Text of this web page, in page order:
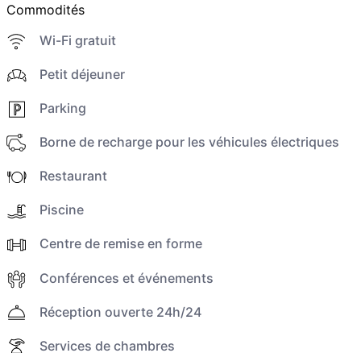
Commodités
Wi-Fi gratuit
Petit déjeuner
Parking
Borne de recharge pour les véhicules électriques
Restaurant
Piscine
Centre de remise en forme
Conférences et événements
Réception ouverte 24h/24
Services de chambres